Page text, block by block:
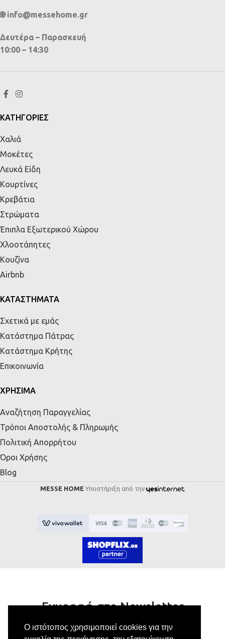
Ο ιστότοπος χρησιμοποιεί cookies για την
🌐 info@messehome.gr
Δευτέρα – Παρασκευή
10:00 – 14:30
ΚΑΤΗΓΟΡΙΕΣ
Χαλιά
Μοκέτες
Λευκά Είδη
Κουρτίνες
Κρεβάτια
Στρώματα
Έπιπλα Εξωτερικού Χώρου
Χλοοτάπητες
Κουζίνα
Airbnb
ΚΑΤΑΣΤΗΜΑΤΑ
Σχετικά με εμάς
Κατάστημα Πάτρας
Κατάστημα Κρήτης
Επικοινωνία
ΧΡΗΣΙΜΑ
Αναζήτηση Παραγγελίας
Τρόποι Αποστολής & Πληρωμής
Πολιτική Απορρήτου
Όροι Χρήσης
Blog
MESSE HOME Υποστήριξη από την
Εγγραφή στο Newsletter
Κάνε εγγραφή στο newsletter μας για να